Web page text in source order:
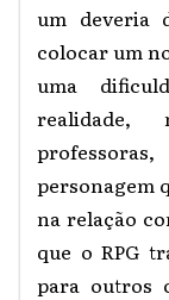
um deveria
colocar um
uma
realidade,
personagem
na relação
que o RPG
para outros